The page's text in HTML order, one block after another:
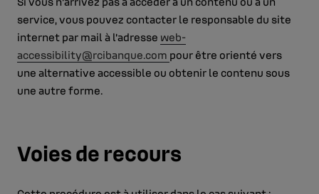
service, vous pouvez contacter le responsable du site
internet par mail à l'adresse web-
accessibility@rcibanque.com pour être orienté vers
une alternative accessible ou obtenir le contenu sous
une autre forme.
Voies de recours